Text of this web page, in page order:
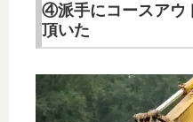
④派手にコースアウ
頂いた